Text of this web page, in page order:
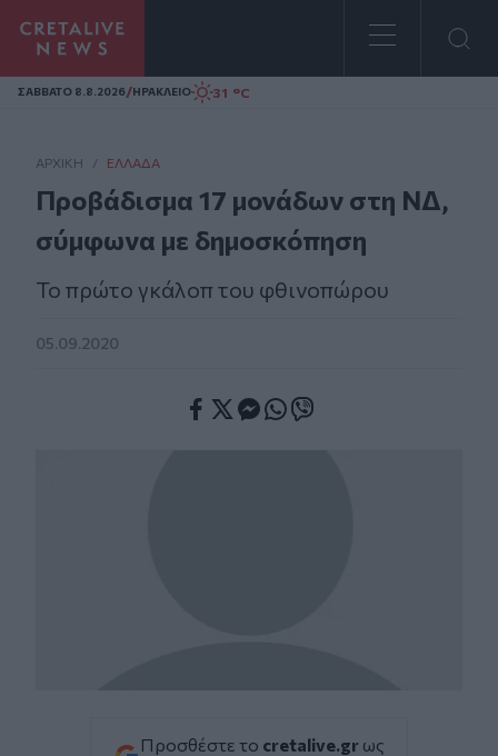
Homepage
ΣAΒΒΑΤΟ 8.8.2026/ΗΡΑΚΛΕΙΟ 31 °C
ΑΡΧΙΚΗ / ΕΛΛΆΔΑ
Προβάδισμα 17 μονάδων στη ΝΔ,
σύμφωνα με δημοσκόπηση
Το πρώτο γκάλοπ του φθινοπώρου
05.09.2020
Προσθέστε το cretalive.gr ως